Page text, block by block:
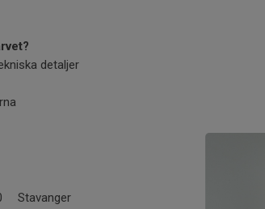
detaljer
Stavanger